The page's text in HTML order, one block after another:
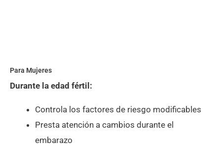
Para Mujeres
Durante la edad fértil:
Controla los factores de riesgo modificables
Presta atención a cambios durante el
embarazo